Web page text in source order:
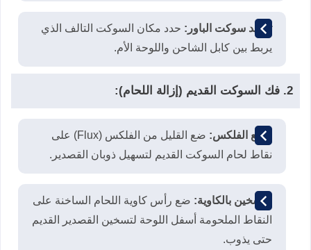
تحديد سوكت الباور: حدد مكان السوكت التالف الذي
يربط بين كابل الشاحن واللوحة الأم.
2. فك السوكت القديم (إزالة اللحام):
وضع الفلكس:
ضع القليل من الفلكس (Flux) على
نقاط لحام السوكت القديم لتسهيل ذوبان القصدير.
التسخين بالكاوية: ضع رأس كاوية اللحام الساخنة على
النقاط الملحومة أسفل اللوحة لتسخين القصدير القديم
حتى يذوب.